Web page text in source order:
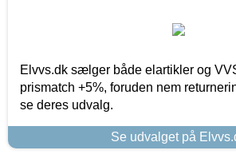
Elvvs.dk sælger både elartikler og
prismatch +5%, foruden nem
se deres udvalg.
Se udvalget på